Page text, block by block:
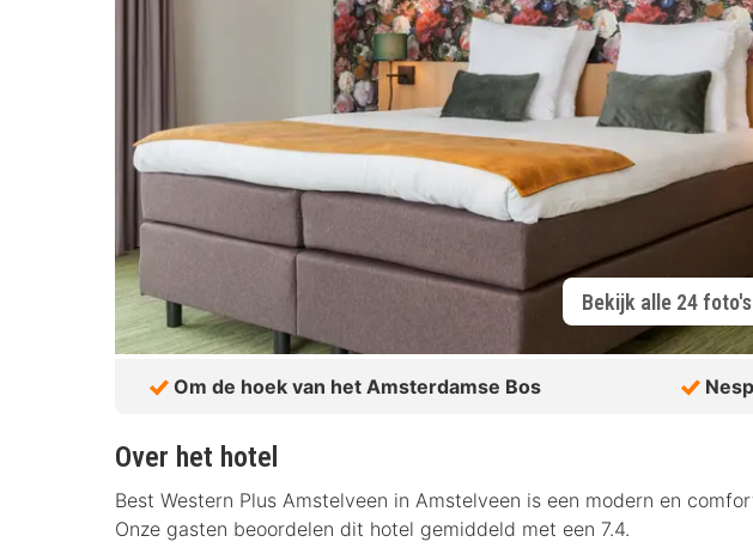
Bekijk alle 24 foto's
Om de hoek van het Amsterdamse Bos
Over het hotel
Best Western Plus Amstelveen in Amstelveen is een modern en
Onze gasten beoordelen dit hotel gemiddeld met een 7.4.